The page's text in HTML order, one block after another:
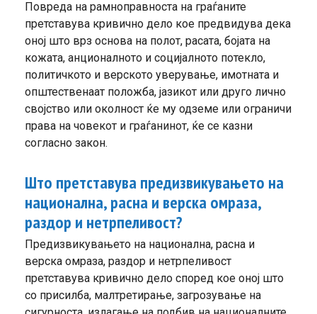
Повреда на рамноправноста на граѓаните
претставува кривично дело кое предвидува дека
оној што врз основа на полот, расата, бојата на
кожата, анционалното и социјалното потекло,
политичкото и верското уверување, имотната и
општественаат положба, јазикот или друго лично
својство или околност ќе му одземе или ограничи
права на човекот и граѓанинот, ќе се казни
согласно закон.
Што претставува предизвикувањето на
национална, расна и верска омраза,
раздор и нетрпеливост?
Предизвикувањето на национална, расна и
верска омраза, раздор и нетрпеливост
претставува кривично дело според кое оној што
со присилба, малтретирање, загрозување на